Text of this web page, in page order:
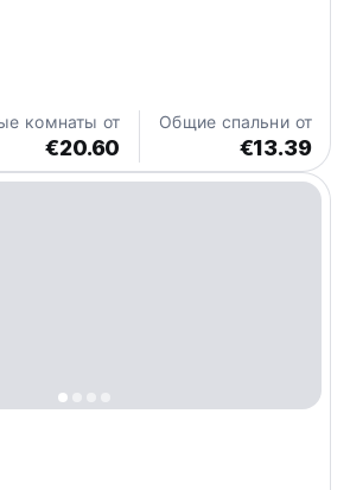
вашего балкона и иметь
доступ ко всем историческим
комнаты от
€20.60
Общие спальни от
€13.39